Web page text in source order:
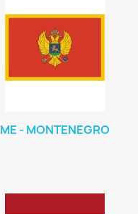
ME - MONTENEGRO